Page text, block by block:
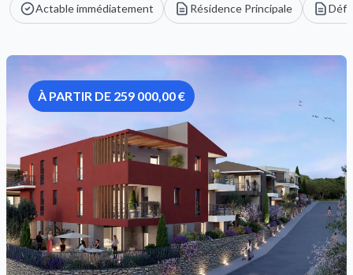
Actable immédiatement Résidence Principale
À PARTIR DE 259 000,00 €